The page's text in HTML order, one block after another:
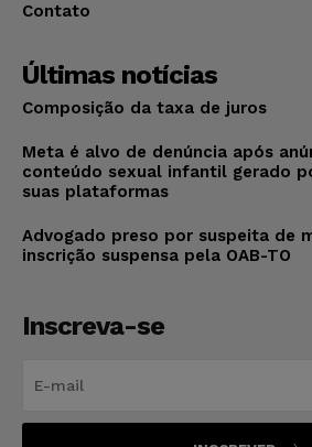
Contato
Últimas notícias
Composição da taxa de juros
Meta é alvo de denúncia após
conteúdo sexual infantil gerado
suas plataformas
Advogado preso por suspeita de
inscrição suspensa pela OAB-TO
Inscreva-se